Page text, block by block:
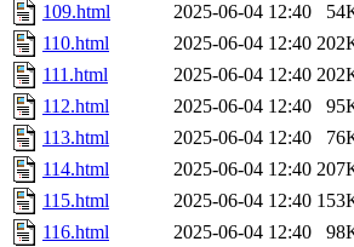
109.html
2025-06-04 12:40
110.html
2025-06-04 12:40
111.html
2025-06-04 12:40
112.html
2025-06-04 12:40
113.html
2025-06-04 12:40
114.html
2025-06-04 12:40
115.html
2025-06-04 12:40
116.html
2025-06-04 12:40